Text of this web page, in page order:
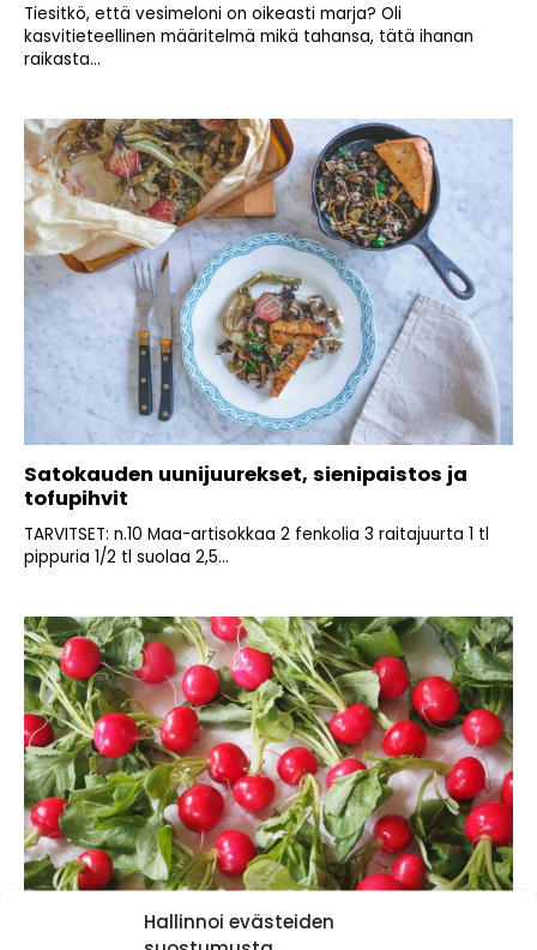
Hallinnoi evästeiden
Tiesitkö, että vesimeloni on oikeasti marja? Oli
kasvitieteellinen määritelmä mikä tahansa, tätä ihanan
raikasta...
Satokauden uunijuurekset, sienipaistos ja
tofupihvit
TARVITSET: n.10 Maa-artisokkaa 2 fenkolia 3 raitajuurta 1 tl
pippuria 1/2 tl suolaa 2,5...